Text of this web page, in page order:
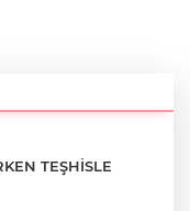
TEŞHİSLE